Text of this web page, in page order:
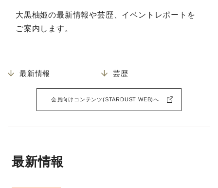
大黒柚姫の最新情報や芸歴、イベントレポートを
ご案内します。
最新情報 芸歴
会員向けコンテンツ(STARDUST WEB)へ
最新情報